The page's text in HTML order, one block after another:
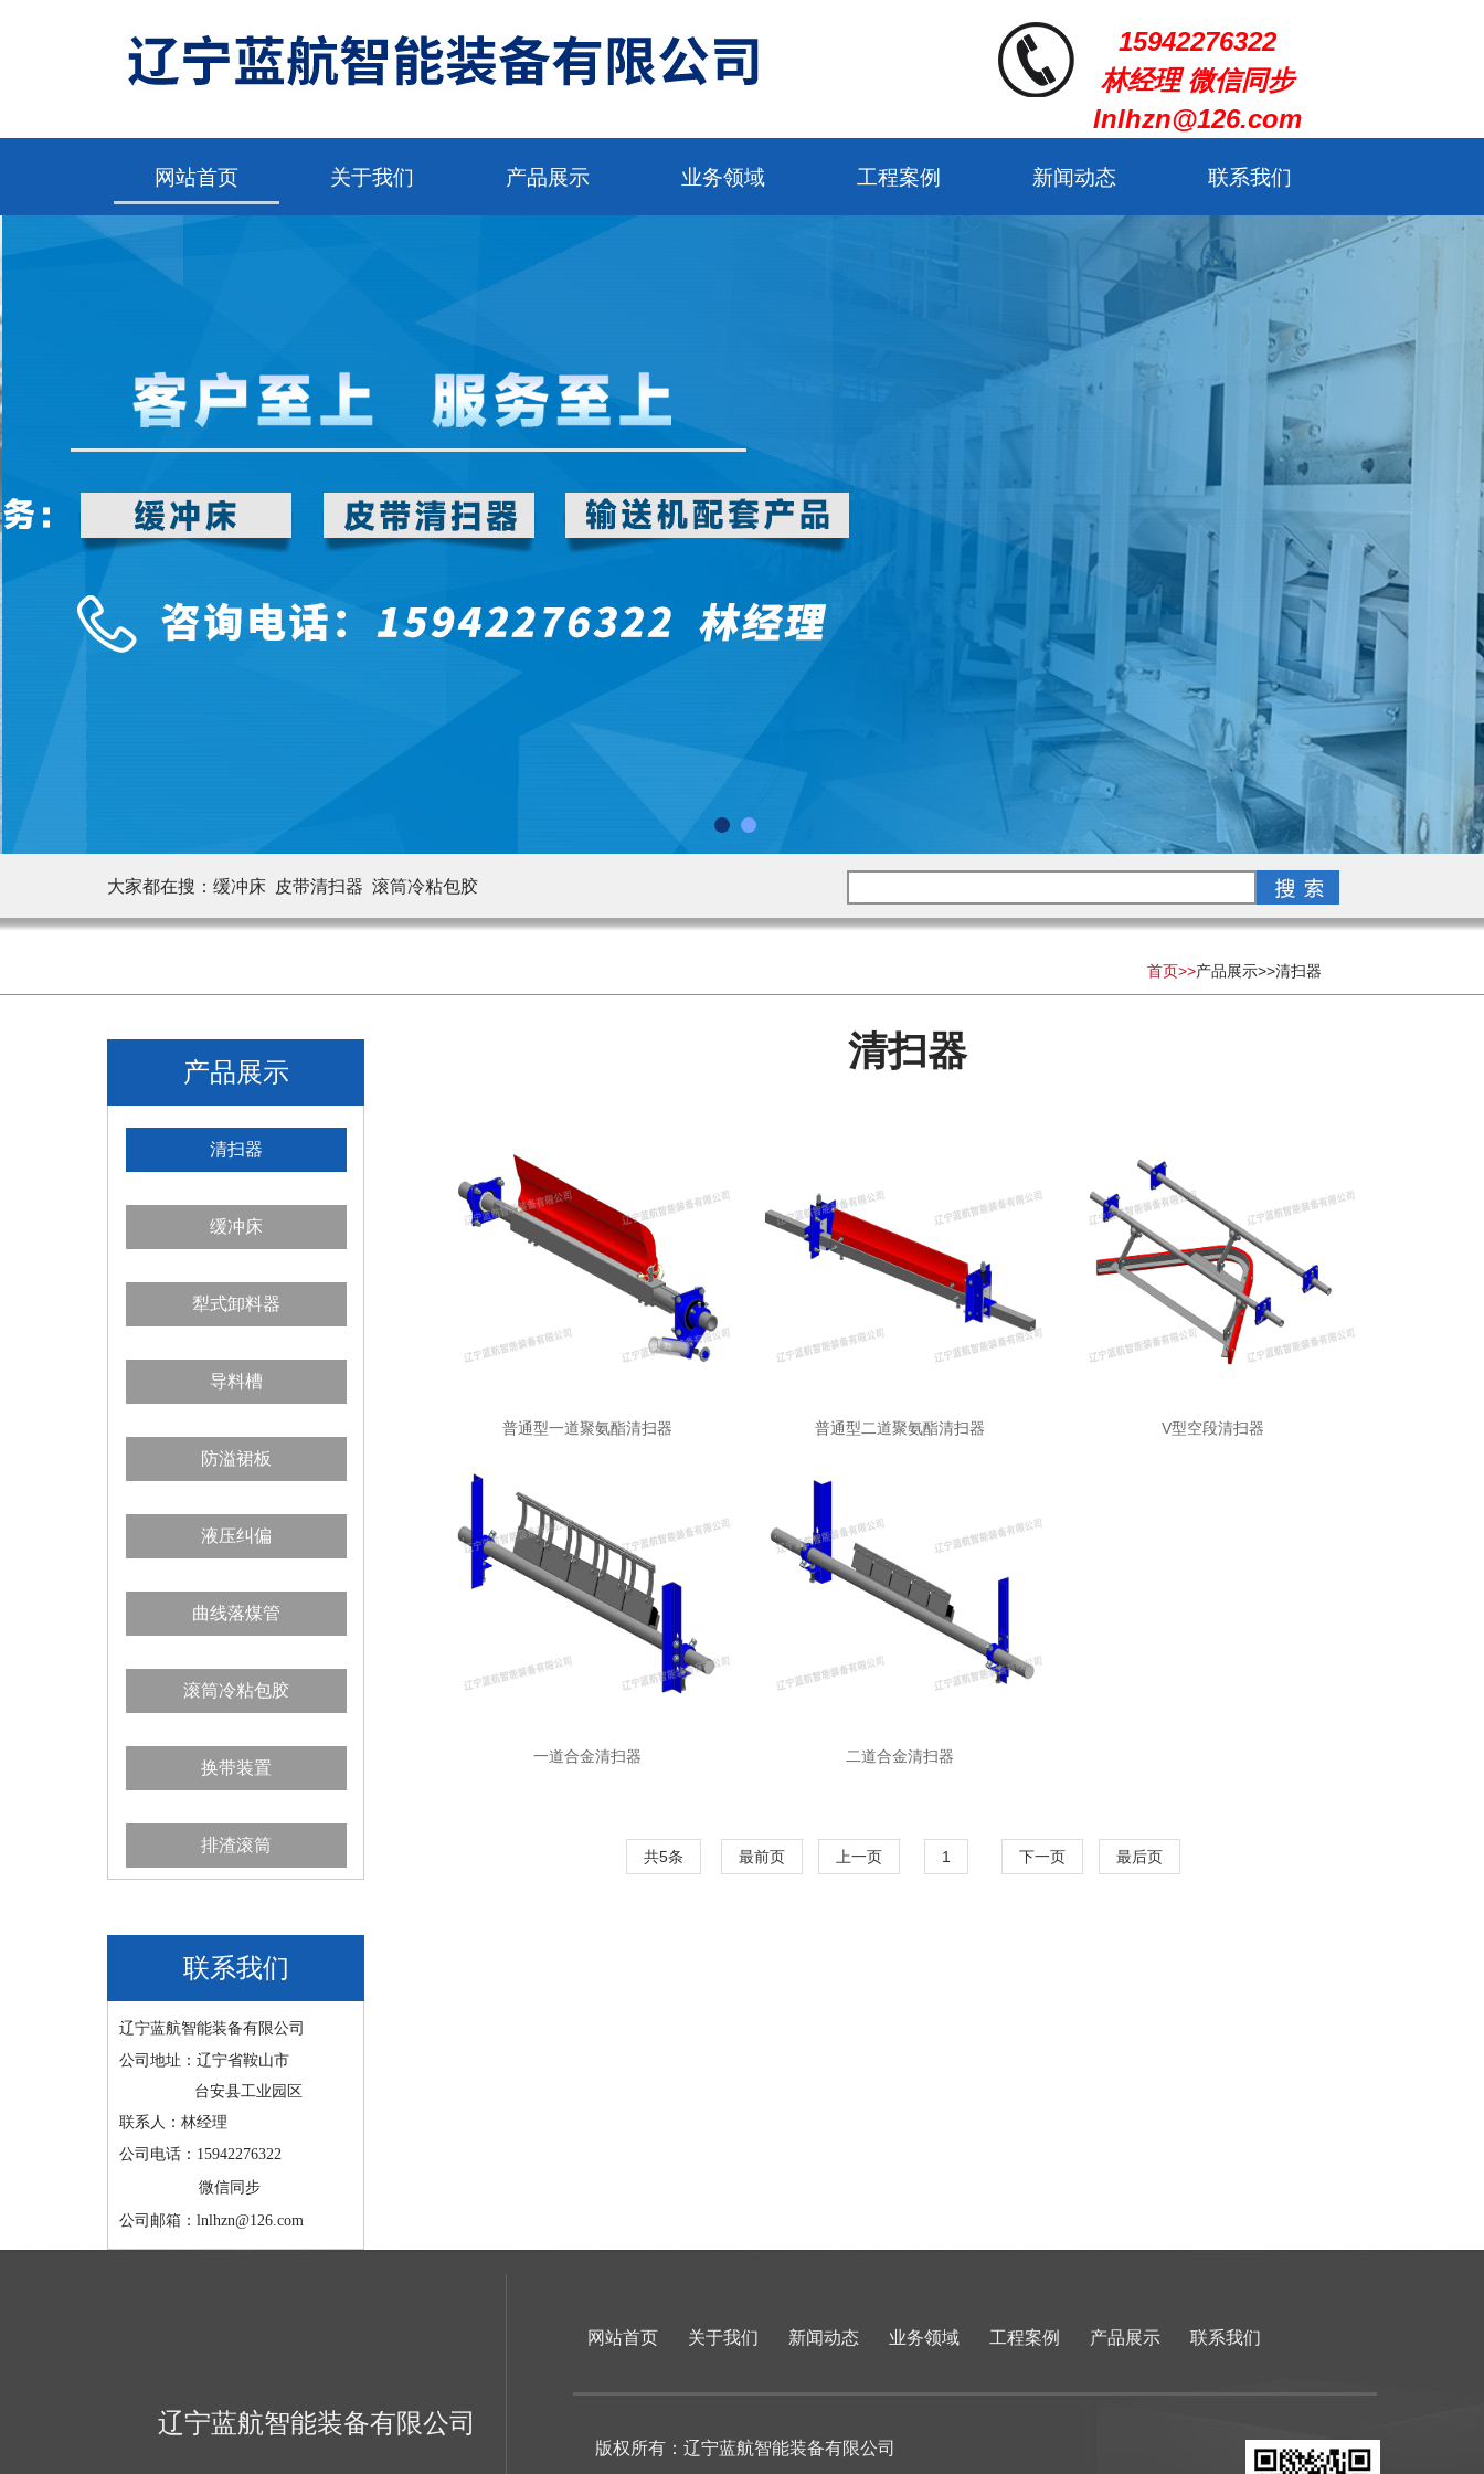
15942276322
林经理 微信同步
lnlhzn@126.com
网站首页 关于我们 产品展示 业务领域 工程案例 新闻动态 联系我们
大家都在搜： 缓冲床 皮带清扫器 滚筒冷粘包胶
首页>>产品展示>>清扫器
产品展示
清扫器
缓冲床
犁式卸料器
导料槽
防溢裙板
液压纠偏
曲线落煤管
滚筒冷粘包胶
换带装置
排渣滚筒
联系我们
辽宁蓝航智能装备有限公司
公司地址：辽宁省鞍山市
台安县工业园区
联系人：林经理
公司电话：15942276322
微信同步
公司邮箱：lnlhzn@126.com
清扫器
普通型一道聚氨酯清扫器 普通型二道聚氨酯清扫器 V型空段清扫器
一道合金清扫器 二道合金清扫器
共5条 最前页 上一页 1 下一页 最后页
辽宁蓝航智能装备有限公司
网站首页 关于我们 新闻动态 业务领域 工程案例 产品展示 联系我们
版权所有：辽宁蓝航智能装备有限公司